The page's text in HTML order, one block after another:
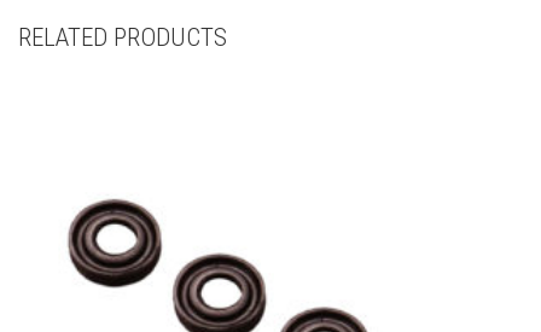
RELATED PRODUCTS